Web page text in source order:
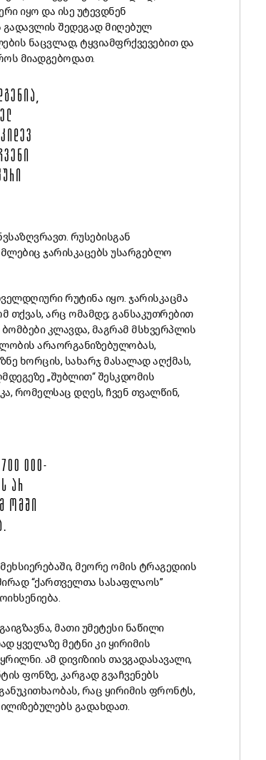
იყო და ისე უტევდნენ
შედეგად მიღებულ
ნაცვლად, ტყვიამფრქვევებით და
მიადგებოდათ.
რუსებისგან
ჯარისკაცებს უსარგებლო
რუტინა იყო. ჯარისკაცმა
თქვას, არც ომამდე; განსაკუთრებით
კლავდა, მაგრამ მსხვერპლის
არაორგანიზებულობას,
ხორცის, სახარჯ მასალად აღქმას,
„შუბლით“ შესკდომის
რომელსაც დღეს, ჩვენ თვალწინ,
000-
ᲐᲠ
ᲝᲛᲨᲘ
მეორე ომის ტრაგედიის
“ქართველთა სასაფლაოს”
მათი უმეტესი ნაწილი
ყველაზე მეტნი კი ყირიმის
ამ დივიზიის თავგადასავალი,
ფონზე, კარგად გვაჩვენებს
რაც ყირიმის ფრონტს,
გადახდათ.